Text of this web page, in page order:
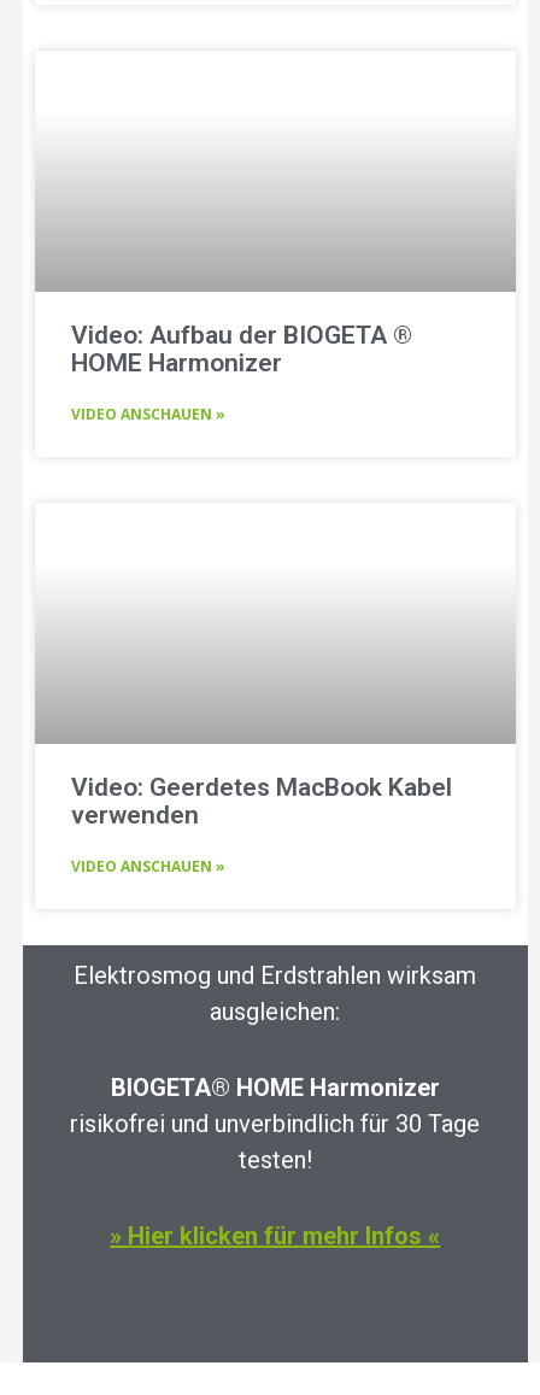
Video: Aufbau der BIOGETA ®
HOME Harmonizer
VIDEO ANSCHAUEN »
Video: Geerdetes MacBook Kabel
verwenden
VIDEO ANSCHAUEN »
Elektrosmog und Erdstrahlen wirksam
ausgleichen:
BIOGETA® HOME Harmonizer
risikofrei und unverbindlich für 30 Tage
testen!
» Hier klicken für mehr Infos «